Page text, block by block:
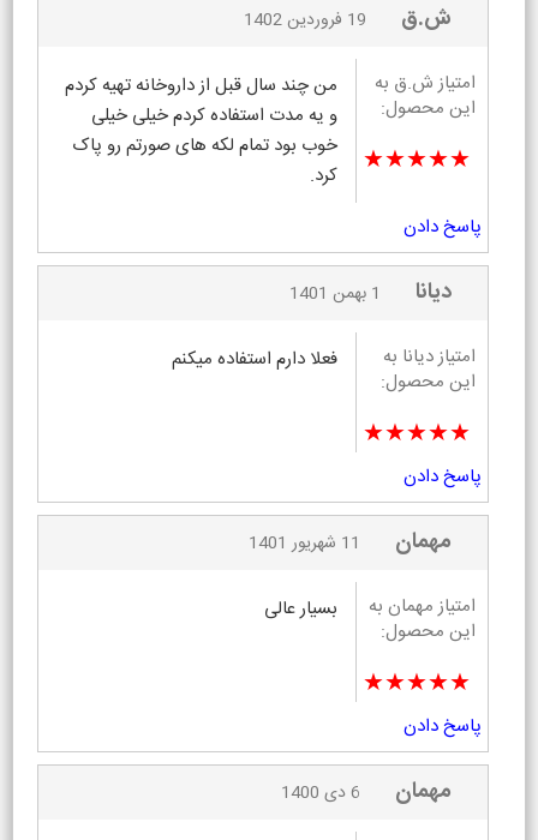
ش.ق 19 فروردین 1402
امتیاز ش.ق به
این محصول:
★★★★★
من چند سال قبل از داروخانه تهیه کردم
و یه مدت استفاده کردم خیلی خیلی
خوب بود تمام لکه های صورتم رو پاک
کرد.
پاسخ دادن
دیانا 1 بهمن 1401
امتیاز دیانا به
این محصول:
★★★★★
فعلا دارم استفاده میکنم
پاسخ دادن
مهمان 11 شهریور 1401
امتیاز مهمان به
این محصول:
★★★★★
بسیار عالی
پاسخ دادن
مهمان 6 دی 1400